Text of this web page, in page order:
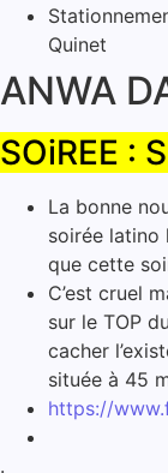
Quinet
ANWA
SOiREE :
La bonne
soirée latino
que cette
C’est cruel
sur le TOP
cacher
située à 45
https://
.